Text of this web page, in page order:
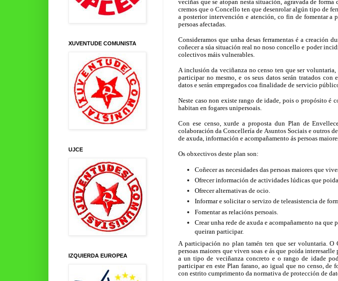
veciñas que se atopan nesta situación, agravada de
cremos que o Concello ten que desenrolar algún tipo de
a posterior intervención e atención, co fin de fomentar a
persoas afectadas.
Consideramos que unha desas ferramentas é a creación
coñecer a súa situación real no noso concello e poder
colectivos máis vulnerables.
A inclusión da veciñanza no censo ten que ser
participar no mesmo, e os seus datos serán tratados
datos e serán empregados coa finalidade de servicio
Neste caso non existe rango de idade, pois o propósito é
habitan en fogares unipersoais.
Con ese censo, xurde a proposta dun Plan de
colaboración da Concellería de Asuntos Sociais e outros
de axuda, información e acompañamento ás persoas
Os obxectivos deste plan son:
Coñecer as necesidades das persoas maiores que
Ofrecer información de actividades lúdicas que
Ofrecer alternativas de ocio.
Informar e solicitar o servizo de teleasistencia de
Fomentar as relacións persoais.
Crear unha rede de axuda e acompañamento na
queiran participar.
A participación no plan tamén ten que ser voluntaria. O
persoas maiores que viven soas e ás que poida
a un tipo de veciñanza concreto e o rango de idade
participar en este Plan farano, ao igual que no censo, de
con estrito cumprimento da normativa de protección de
XUVENTUDE COMUNISTA
UJCE
IZQUIERDA EUROPEA